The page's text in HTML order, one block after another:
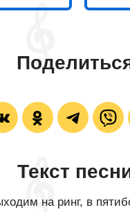
Текст
на ринг, в